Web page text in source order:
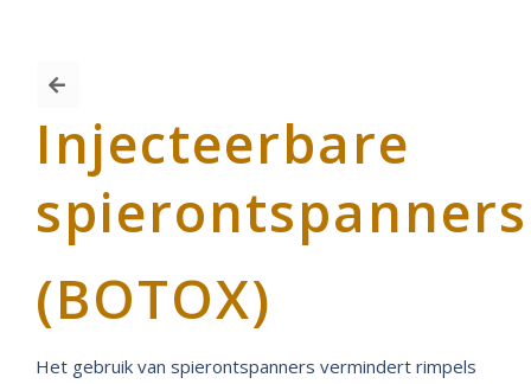
Injecteerbare
spierontspanners
(BOTOX)
Het gebruik van spierontspanners vermindert rimpels